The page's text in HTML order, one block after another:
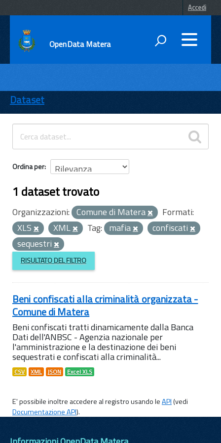
Accedi
OpenData Matera
ENTI
TEMI
INFORMAZIONI
Dataset
Ordina per
1 dataset trovato
Organizzazioni: Comune di Matera
Formati:
XLS
XML Tag: mafia
confiscati
sequestri
RISULTATO DEL FILTRO
Beni confiscati alla criminalità organizzata -
Comune di Matera
Beni confiscati tratti dinamicamente dalla Banca
Dati dell'ANBSC - Agenzia nazionale per
l'amministrazione e la destinazione dei beni
sequestrati e confiscati alla criminalità...
CSV XML JSON Excel XLS
E' possibile inoltre accedere al registro usando leAPI(vedi
Documentazione API).